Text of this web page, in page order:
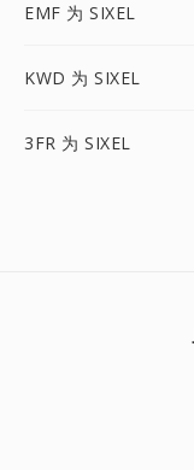
EMF 为 SIXEL
KWD 为 SIXEL
3FR 为 SIXEL